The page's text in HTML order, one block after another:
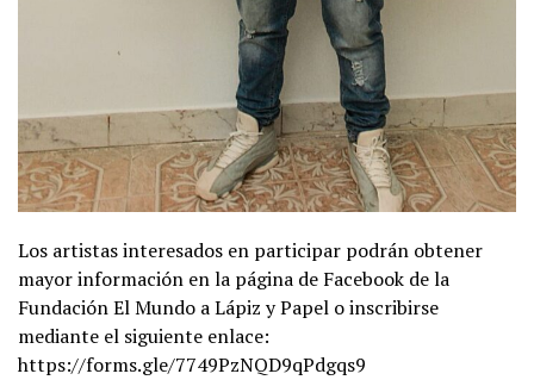
Los artistas interesados en participar podrán obtener
mayor información en la página de Facebook de la
Fundación El Mundo a Lápiz y Papel o inscribirse
mediante el siguiente enlace:
https://forms.gle/7749PzNQD9qPdgqs9